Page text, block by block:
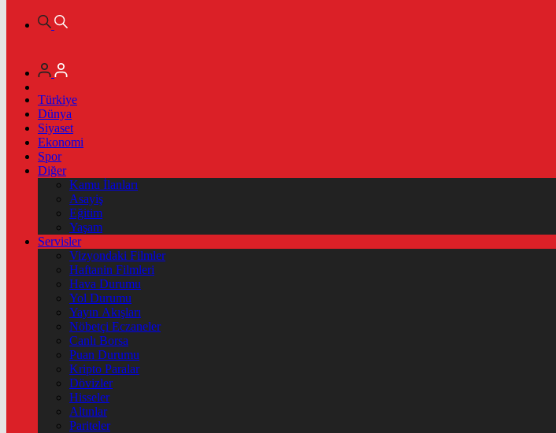
Türkiye
Dünya
Siyaset
Ekonomi
Spor
Diğer
Kamu İlanları
Asayiş
Eğitim
Yaşam
Servisler
Vizyondaki Filmler
Haftanin Filmleri
Hava Durumu
Yol Durumu
Yayın Akışları
Nöbetçi Eczaneler
Canlı Borsa
Puan Durumu
Kripto Paralar
Dövizler
Hisseler
Altınlar
Pariteler